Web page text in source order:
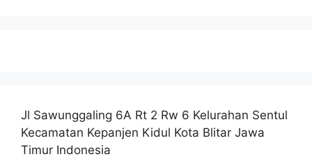
Jl Sawunggaling 6A Rt 2 Rw 6 Kelurahan Sentul
Kecamatan Kepanjen Kidul Kota Blitar Jawa
Timur Indonesia